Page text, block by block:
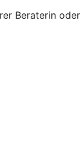
Beraterin oder